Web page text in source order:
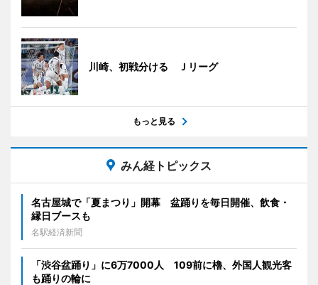
川崎、初戦分ける Ｊリーグ
もっと見る
みん経トピックス
名古屋城で「夏まつり」開幕 盆踊りを毎日開催、飲食・
縁日ブースも
名駅経済新聞
「渋谷盆踊り」に6万7000人 109前に櫓、外国人観光客
も踊りの輪に